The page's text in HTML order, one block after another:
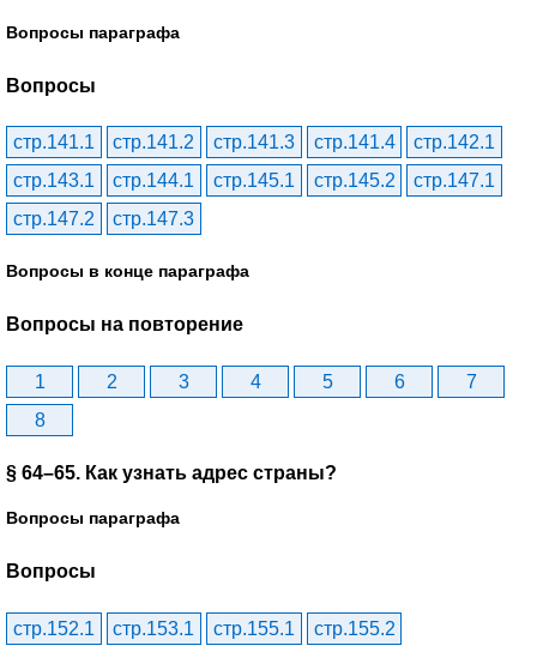
Вопросы параграфа
Вопросы
стр.141.1 стр.141.2 стр.141.3 стр.141.4
стр.142.1
стр.143.1
стр.144.1 стр.145.1 стр.145.2
стр.147.1
стр.147.2
стр.147.3
Вопросы в конце параграфа
Вопросы на повторение
1 2 3 4 5 6
7
8
§ 64–65. Как узнать адрес страны?
Вопросы параграфа
Вопросы
стр.152.1 стр.153.1 стр.155.1 стр.155.2